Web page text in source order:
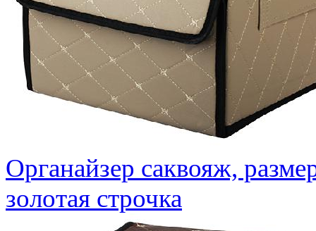
Органайзер саквояж,
золотая строчка